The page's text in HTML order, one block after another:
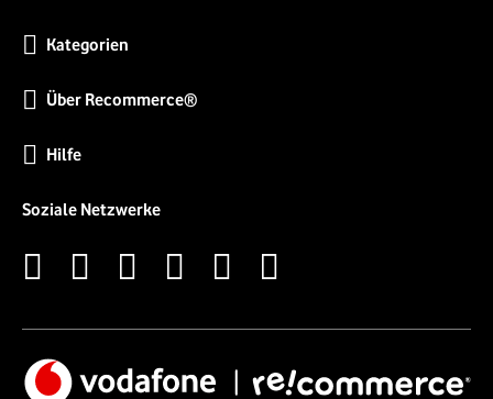
Kategorien
Über Recommerce®
Hilfe
Soziale Netzwerke